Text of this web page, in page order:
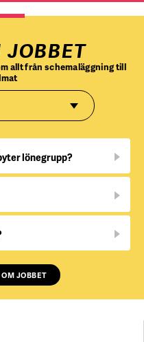
JOBBET
allt från schemaläggning till
lönegrupp?
JOBBET